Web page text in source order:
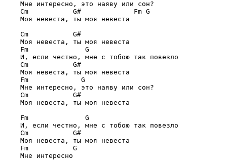
    Мне интересно, это наяву или сон?
Cm           G#             Fm G
    Моя невеста, ты моя невеста
Cm           G#
    Моя невеста, ты моя невеста
Fm              G
    И, если честно, мне с тобою так повезло
Cm           G#
    Моя невеста, ты моя невеста
Fm             G
    Мне интересно, это наяву или сон?
Cm           G#
    Моя невеста, ты моя невеста
Fm              G
    И, если честно, мне с тобою так повезло
Cm           G#
    Моя невеста, ты моя невеста
Fm           G